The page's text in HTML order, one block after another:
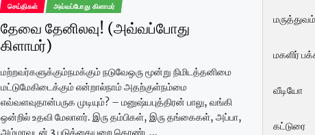
செய்திகள் அவ்வப்போது கிளாமர்
தேவை தேனிலவு! (அவ்வப்போது
கிளாமர்)
மற்றவர்களுக்கும்நமக்கும் நடுவேஒரு மூன்று நிமிடத்தனிமை
மட்டுமேகிடைக்கும் என்றால்நாம் அதற்குள்நம்மை
எவ்வளவுதான்பருக முடியும்? – மனுஷ்யபுத்திரன் பாலு, வங்கி
ஒன்றில் உதவி மேலாளர். இரு தம்பிகள், இரு தங்கைகள், அப்பா,
அம்மாவுடன் 3 படுக்கையறை கொண்ட...
மருத்துவம்
மகளிர்
வீடியோ
கட்டுரை